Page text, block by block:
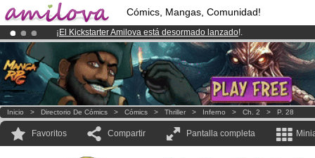
Cómics, Mangas, Comunidad!
¡ El Kickstarter Amilova está desormado lanzado!.
¡Ya tenemos 100000miembrosy 1000Cómics y Mangas!.
¡Conviertete en Premium por3.95 euros al mes!Hazte Premium ya
Inicio > Directorio De Cómics > Cómics > Thriller > Inferno > Ch. 2 > P. 28
Favoritos Compartir Pantalla completa